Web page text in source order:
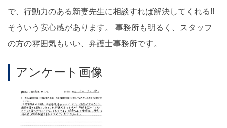
で、行動力のある新妻先生に相談すれば解決してくれる!!
そういう安心感があります。 事務所も明るく、スタッフ
の方の雰囲気もいい、弁護士事務所です。
アンケート画像